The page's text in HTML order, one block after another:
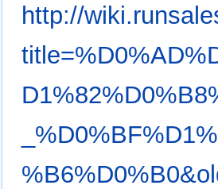
http://